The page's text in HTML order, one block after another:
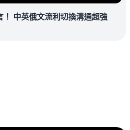
！ 中英俄文流利切換溝通超強